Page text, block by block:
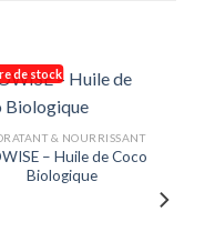
de stock
& NOURRISSANT
– Huile de Coco
Biologique